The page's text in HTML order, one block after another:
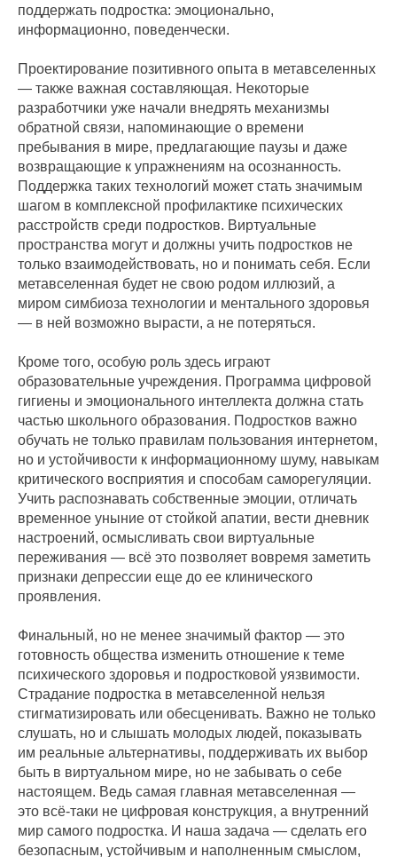
поддержать подростка: эмоционально,
информационно, поведенчески.
Проектирование позитивного опыта в метавселенных
— также важная составляющая. Некоторые
разработчики уже начали внедрять механизмы
обратной связи, напоминающие о времени
пребывания в мире, предлагающие паузы и даже
возвращающие к упражнениям на осознанность.
Поддержка таких технологий может стать значимым
шагом в комплексной профилактике психических
расстройств среди подростков. Виртуальные
пространства могут и должны учить подростков не
только взаимодействовать, но и понимать себя. Если
метавселенная будет не свою родом иллюзий, а
миром симбиоза технологии и ментального здоровья
— в ней возможно вырасти, а не потеряться.
Кроме того, особую роль здесь играют
образовательные учреждения. Программа цифровой
гигиены и эмоционального интеллекта должна стать
частью школьного образования. Подростков важно
обучать не только правилам пользования интернетом,
но и устойчивости к информационному шуму, навыкам
критического восприятия и способам саморегуляции.
Учить распознавать собственные эмоции, отличать
временное уныние от стойкой апатии, вести дневник
настроений, осмысливать свои виртуальные
переживания — всё это позволяет вовремя заметить
признаки депрессии еще до ее клинического
проявления.
Финальный, но не менее значимый фактор — это
готовность общества изменить отношение к теме
психического здоровья и подростковой уязвимости.
Страдание подростка в метавселенной нельзя
стигматизировать или обесценивать. Важно не только
слушать, но и слышать молодых людей, показывать
им реальные альтернативы, поддерживать их выбор
быть в виртуальном мире, но не забывать о себе
настоящем. Ведь самая главная метавселенная —
это всё-таки не цифровая конструкция, а внутренний
мир самого подростка. И наша задача — сделать его
безопасным, устойчивым и наполненным смыслом,